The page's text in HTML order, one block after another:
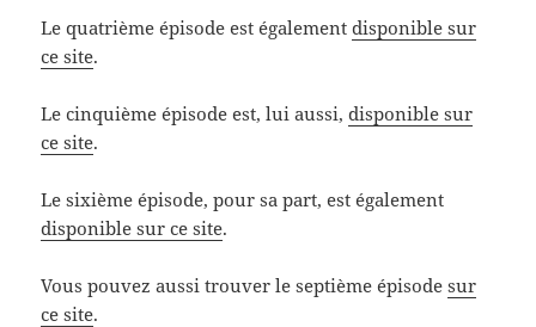
Le quatrième épisode est égalementdisponible sur
ce site.
Le cinquième épisode est, lui aussi,disponible sur
ce site.
Le sixième épisode, pour sa part, est également
disponible sur ce site.
Vous pouvez aussi trouver le septième épisodesur
ce site.